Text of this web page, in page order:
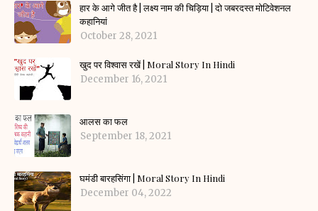
हार के आगे जीत है | लक्ष्य नाम की चिड़िया | दो जबरदस्त मोटिवेशनल
कहानियां
October 28, 2021
खुद पर विश्वास रखें | Moral Story In Hindi
December 16, 2021
आलस का फल
September 18, 2021
घमंडी बारहसिंगा | Moral Story In Hindi
December 04, 2022